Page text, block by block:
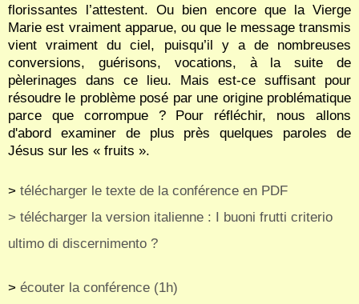
florissantes l’attestent. Ou bien encore que la Vierge
Marie est vraiment apparue, ou que le message transmis
vient vraiment du ciel, puisqu’il y a de nombreuses
conversions, guérisons, vocations, à la suite de
pèlerinages dans ce lieu. Mais est-ce suffisant pour
résoudre le problème posé par une origine problématique
parce que corrompue ? Pour réfléchir, nous allons
d'abord examiner de plus près quelques paroles de
Jésus sur les « fruits ».
> télécharger le texte de la conférence en PDF
> télécharger la version italienne : I buoni frutti criterio
ultimo di discernimento ?
> écouter la conférence (1h)